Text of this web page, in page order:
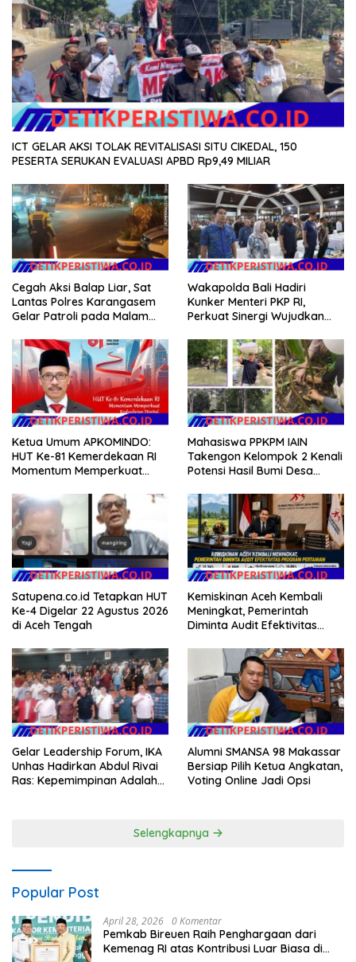
ICT GELAR AKSI TOLAK REVITALISASI SITU CIKEDAL, 150
PESERTA SERUKAN EVALUASI APBD Rp9,49 MILIAR
Cegah Aksi Balap Liar, Sat
Lantas Polres Karangasem
Gelar Patroli pada Malam
Wakapolda Bali Hadiri
Kunker Menteri PKP RI,
Perkuat Sinergi Wujudkan
Masyarakat
Ketua Umum APKOMINDO:
HUT Ke-81 Kemerdekaan RI
Momentum Memperkuat
Teknologi, dan Kepastian
Hukum Menuju Indonesia
Emas 2045
Mahasiswa PPKPM IAIN
Takengon Kelompok 2 Kenali
Potensi Hasil Bumi Desa
Satupena.co.id Tetapkan HUT
Ke-4 Digelar 22 Agustus 2026
di Aceh Tengah
Kemiskinan Aceh Kembali
Meningkat, Pemerintah
Diminta Audit Efektivitas
Gelar Leadership Forum, IKA
Unhas Hadirkan Abdul Rivai
Ras: Kepemimpinan Adalah
Alumni SMANSA 98 Makassar
Bersiap Pilih Ketua Angkatan,
Voting Online Jadi Opsi
Selengkapnya
Popular Post
April 28, 2026 0 Komentar
Pemkab Bireuen Raih Penghargaan dari
Kemenag RI atas Kontribusi Luar Biasa di